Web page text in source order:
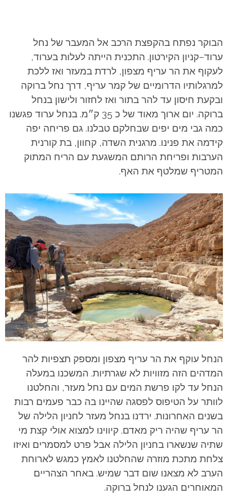
הבוקר נפתח בהקפצת הרכב אל המעבר של נחל
ערוד–קניון הקירטון. התכנית הייתה לעלות בערוד,
לעקוף את הר עריף מצפון, לרדת במעזר ואז ללכת
למרגלותיו הדרומיים של קמר עריף, דרך נחל ברוקה
ובקעת חיסון עד להר בתור ואז לחזור ולישון בנחל
ברוקה. יום ארוך מאוד של כ 35 ק״מ.
בנחל ערוד פגשנו
כמה גבי מים יפים שבחלקם טבלנו. גם פריחה יפה
קידמה את פנינו. מרגנית השדה, קחוון, בת קורנית
הערבות ופריחת הרותם המשגעת עם הריח המתוק
המטריף שמלטף את האף.
הנחל עוקף את הר עריף מצפון ומספק תצפיות להר
המדהים הזה מזוויות לא שגרתיות. המשכנו במעלה
הנחל עד לקו פרשת המים עם נחל מעזר, והחלטנו
לוותר על הטיפוס לפסגה שהיינו בה כבר פעמים רבות
בשנים האחרונות. ירדנו בנחל מעזר לחניון הלילה של
הר עריף שהיה ריק מאדם. קיווינו למצוא אולי קצת מי
שתיה שנשארו בחניון הלילה אבל פרט למסמרים ואיזו
צלחת מתכת מוזרה שהחלטנו לאמץ כמגש לארוחת
הערב לא מצאנו שום דבר שמיש. באחר הצהריים
המאוחרים הגענו לנחל ברוקה.